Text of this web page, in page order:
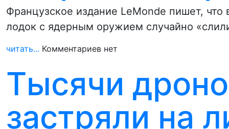
Французское издание LeMonde пишет,
лодок с ядерным оружием случайно
читать... Комментариев нет
Тысячи
застряли на